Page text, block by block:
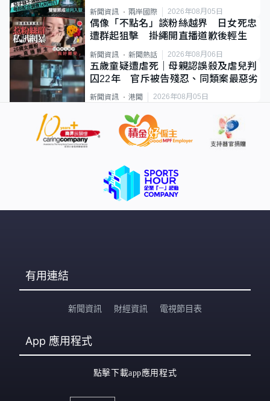
新聞資訊 兩岸國際 2026年08月05日
偶像「不點名」談粉絲越界 日女死忠
遭群起狙擊 掛繩開直播道歉後輕生
新聞資訊 新聞熱話 2026年08月06日
五歲童疑遭虐死｜母親認誤殺及虐兒判
囚22年 官斥被告殘忍、同類案最惡劣
新聞資訊 港聞 2026年08月05日
有用連結
新聞資訊 財經資訊 電視節目表
App 應用程式
點擊下載app應用程式